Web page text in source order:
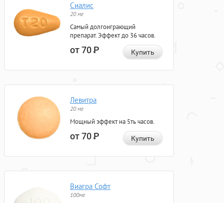
Сиалис
20 мг
Самый долгоиграющий
препарат. Эффект до 36 часов.
от 70Р Купить
Левитра
20 мг
Мощный эффект на 5ть часов.
от 70Р Купить
Виагра Софт
100мг